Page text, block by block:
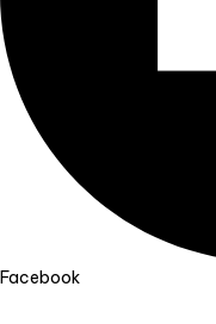
Facebook